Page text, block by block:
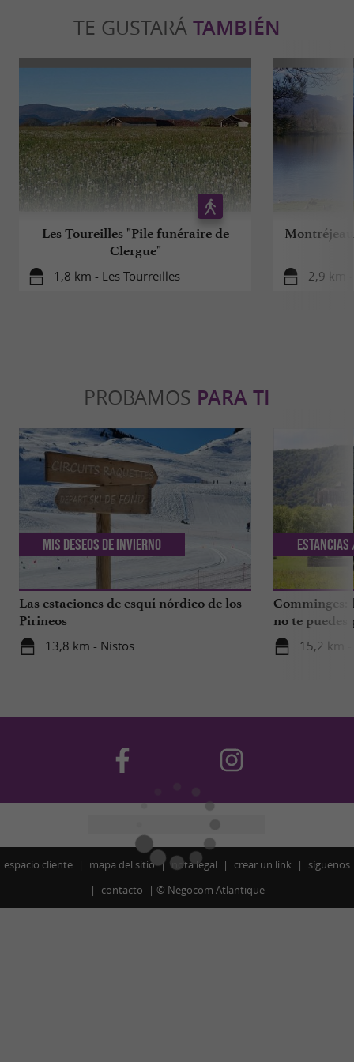
TE GUSTARÁ TAMBIÉN
Les Toureilles "Pile funéraire de
Clergue"
1,8 km - Les Tourreilles 2,9 km
PROBAMOS PARA TI
Las estaciones de esquí nórdico de los
Pirineos
13,8 km - Nistos
Mis deseos de invierno
Comminges:
no te puedes
15,2 km -
Estancias
espacio cliente mapa del sitio nota legal crear un link
síguenos
contacto
© Negocom Atlantique